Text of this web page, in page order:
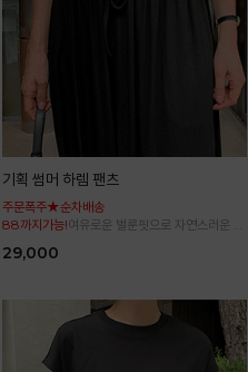
기획 썸머 하렘 팬츠
주문폭주★순차배송
88까지가능!여유로운 벌룬핏으로 자연스러운 체
29,000